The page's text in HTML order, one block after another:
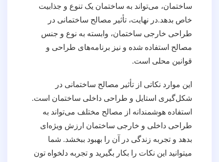
ساختمان، می‌تواند به ساختمان یک تنوع و جذابیت
خاص بدهد.در نهایت، تأثیر مصالح ساختمانی در
طراحی خارجی ساختمان، وابسته به نوع و جنس
مصالح استفاده شده و نیز برنامه‌های طراحی و
قوانین محلی است.
این موارد نکاتی از تأثیر مصالح ساختمانی در
شکل‌گیری استایل و طراحی داخلی ساختمان است.
استفاده هوشمندانه از مصالح مختلف می‌تواند به
طراحی داخلی و خارجی ساختمان ارزش ویژه‌ای
بدهد و تجربه زندگی در آن را بهبود ببخشد. شما
میتوانید این نکات را بکار بگیرید و تجربه دلخواه تون